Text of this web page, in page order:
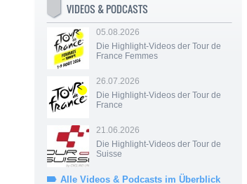
VIDEOS & PODCASTS
05.08.2026
Die Highlight-Videos der Tour de
France Femmes
26.07.2026
Die Highlight-Videos der Tour de
France
21.06.2026
Die Highlight-Videos der Tour de
Suisse
Alle Videos & Podcasts im Überblick